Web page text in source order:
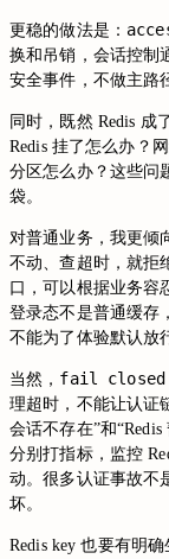
更稳的做法是：
换和吊销，会话控制
安全事件，不做主路
同时，既然 Redis 成
Redis 挂了怎么办？
分区怎么办？这些问
袋。
对普通业务，我更倾
不动、查超时，就拒
口，可以根据业务容
登录态不是普通缓存
不能为了体验默认放
当然， fail closed
理超时，不能让认证
会话不存在”和
分别打指标，监控
动。很多认证事故不
坏。
Redis key 也要有明确